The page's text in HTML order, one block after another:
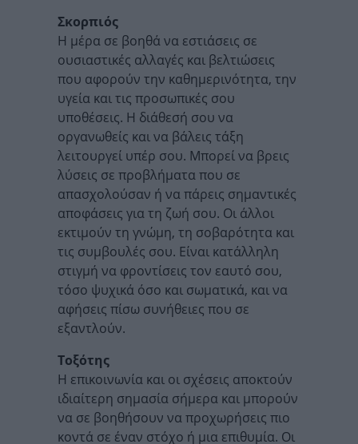
Σκορπιός
Η μέρα σε βοηθά να εστιάσεις σε
ουσιαστικές αλλαγές και βελτιώσεις
που αφορούν την καθημερινότητα, την
υγεία και τις προσωπικές σου
υποθέσεις. Η διάθεσή σου να
οργανωθείς και να βάλεις τάξη
λειτουργεί υπέρ σου. Μπορεί να βρεις
λύσεις σε προβλήματα που σε
απασχολούσαν ή να πάρεις σημαντικές
αποφάσεις για τη ζωή σου. Οι άλλοι
εκτιμούν τη γνώμη, τη σοβαρότητα και
τις συμβουλές σου. Είναι κατάλληλη
στιγμή να φροντίσεις τον εαυτό σου,
τόσο ψυχικά όσο και σωματικά, και να
αφήσεις πίσω συνήθειες που σε
εξαντλούν.
Τοξότης
Η επικοινωνία και οι σχέσεις αποκτούν
ιδιαίτερη σημασία σήμερα και μπορούν
να σε βοηθήσουν να προχωρήσεις πιο
κοντά σε έναν στόχο ή μια επιθυμία. Οι